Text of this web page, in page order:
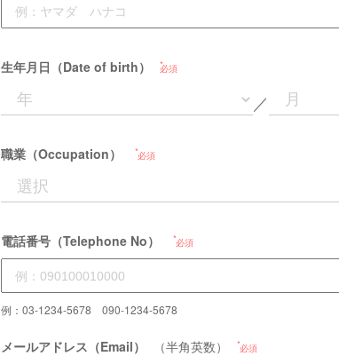
生年月日（Date of birth） 必須
／
職業（Occupation） 必須
電話番号（Telephone No） 必須
例：03-1234-5678 090-1234-5678
メールアドレス（Email） （半角英数） 必須